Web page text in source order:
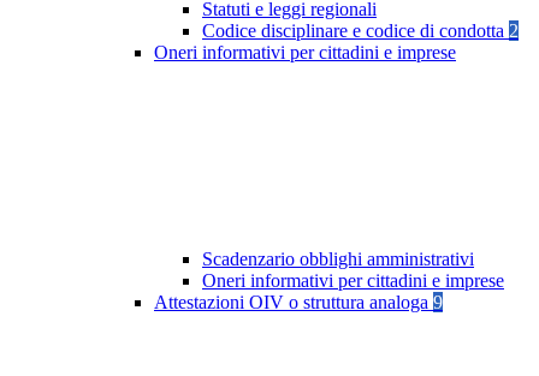
Statuti e leggi regionali
Codice disciplinare e codice di condotta 2
Oneri informativi per cittadini e imprese
Scadenzario obblighi amministrativi
Oneri informativi per cittadini e imprese
Attestazioni OIV o struttura analoga 9